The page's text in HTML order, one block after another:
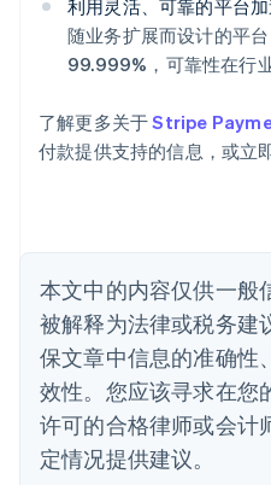
利用灵活、可靠的平台
随业务扩展而设计的平
99.999%，可靠性在行
了解更多关于Stripe
付款提供支持的信息，或立
本文中的内容仅供一般
被解释为法律或税务建
保文章中信息的准确性
效性。您应该寻求在您
许可的合格律师或会计
定情况提供建议。
奥地利
Deutsch English
澳大利亚
巴西
PortuguêsEnglish
English
丹麦
English
德国
DeutschEnglish
法国
FrançaisEnglish
芬兰